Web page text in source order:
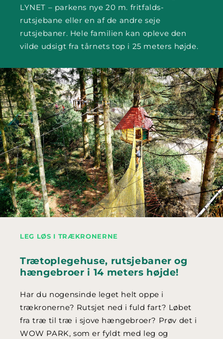
LYNET – parkens nye 20 m. fritfalds-
rutsjebane eller en af de andre seje
rutsjebaner. Hele familien kan opleve den
vilde udsigt fra tårnets top i 25 meters højde.
LEG LØS I TRÆKRONERNE
Trætoplegehuse, rutsjebaner og
hængebroer i 14 meters højde!
Har du nogensinde leget helt oppe i
trækronerne? Rutsjet ned i fuld fart? Løbet
fra træ til træ i sjove hængebroer? Prøv det i
WOW PARK, som er fyldt med leg og